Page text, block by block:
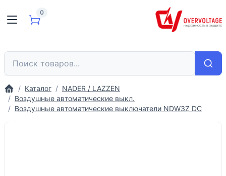
0
Каталог
NADER / LAZZEN
Воздушные автоматические выкл.
Воздушные автоматические выключатели NDW3Z DC